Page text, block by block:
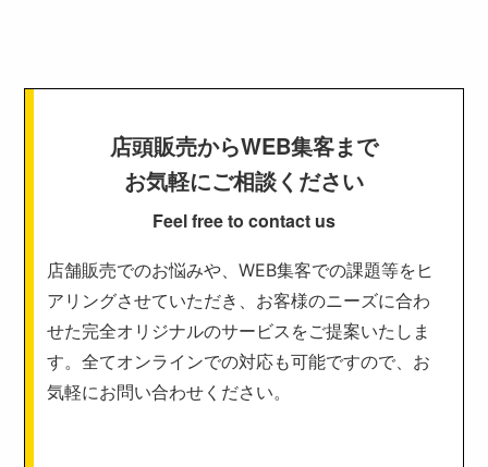
店頭販売からWEB集客まで
お気軽にご相談ください
Feel free to contact us
店舗販売でのお悩みや、WEB集客での課題等をヒ
アリングさせていただき、お客様のニーズに合わ
せた完全オリジナルのサービスをご提案いたしま
す。全てオンラインでの対応も可能ですので、お
気軽にお問い合わせください。